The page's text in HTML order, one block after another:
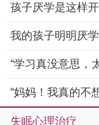
孩子厌学是这样
我的孩子明明厌
“学习真没意思，
“妈妈！我真的不
失眠心理治疗